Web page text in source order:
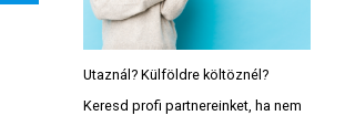
Utaznál? Külföldre költöznél?
Keresd profi partnereinket, ha nem